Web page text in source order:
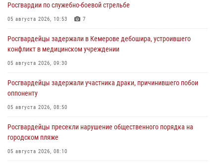
Росгвардии по служебно-боевой стрельбе
05 августа 2026, 10:53 7
Росгвардейцы задержали в Кемерове дебошира, устроившего
конфликт в медицинском учреждении
05 августа 2026, 09:30
Росгвардейцы задержали участника драки, причинившего побои
оппоненту
05 августа 2026, 08:50
Росгвардейцы пресекли нарушение общественного порядка на
городском пляже
05 августа 2026, 08:10